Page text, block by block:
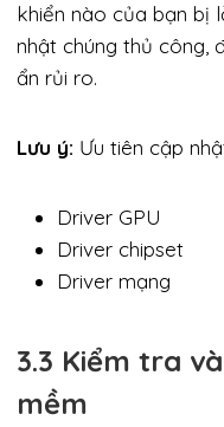
khiển nào của bạn bị
nhật chúng thủ công,
ẩn rủi ro.
Lưu ý: Ưu tiên cập
Driver GPU
Driver chipset
Driver mạng
3.3 Kiểm tra
mềm